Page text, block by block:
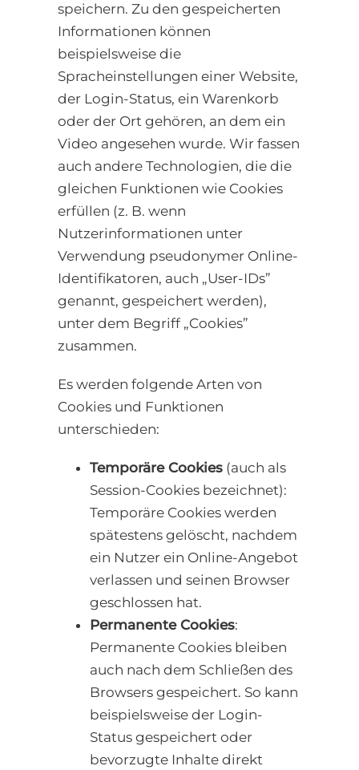
speichern. Zu den gespeicherten
Informationen können
beispielsweise die
Spracheinstellungen einer Website,
der Login-Status, ein Warenkorb
oder der Ort gehören, an dem ein
Video angesehen wurde. Wir fassen
auch andere Technologien, die die
gleichen Funktionen wie Cookies
erfüllen (z. B. wenn
Nutzerinformationen unter
Verwendung pseudonymer Online-
Identifikatoren, auch „User-IDs”
genannt, gespeichert werden),
unter dem Begriff „Cookies”
zusammen.
Es werden folgende Arten von
Cookies und Funktionen
unterschieden:
Temporäre Cookies (auch als
Session-Cookies bezeichnet):
Temporäre Cookies werden
spätestens gelöscht, nachdem
ein Nutzer ein Online-Angebot
verlassen und seinen Browser
geschlossen hat.
Permanente Cookies:
Permanente Cookies bleiben
auch nach dem Schließen des
Browsers gespeichert. So kann
beispielsweise der Login-
Status gespeichert oder
bevorzugte Inhalte direkt